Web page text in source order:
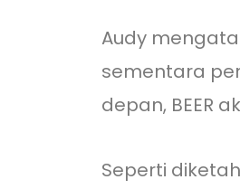
Audy
sementara
depan, BEER
Seperti